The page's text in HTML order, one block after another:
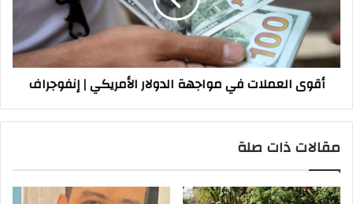
الأمريكي
|
إنفوجراف
أقوى العملات في مواجهة الدولار الأمريكي | إنفوجراف
مقالات ذات صلة